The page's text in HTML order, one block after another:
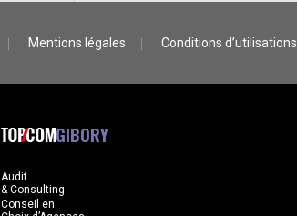
Mentions légales Conditions d’utilisations
GIBORY
Audit
& Consulting
Conseil en